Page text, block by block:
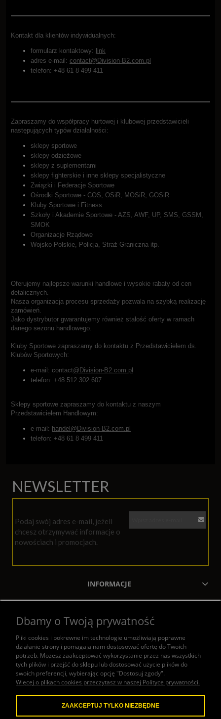
Kontakt dla klientów indywidualnych:
formularz kontaktowy: link
adres e-mail: contact@Division-B2.com.pl
telefon: +48 61 8 499 411
Zapraszamy do współpracy hurtowej i klubowej przedstawicieli
następujących typów działalności:
sklepy sportowe
sklepy odzieżowe
sklepy z suplementami
sklepy fighterskie i inne sklepy specjalistyczne
Związki i Federacje Sportowe
Ośrodki Sportowe - COS, OSiR, MOSiR, GOSiR
Kluby Sportowe i Fitness
Szkoły i Akademie Sportowe - AZS, AWF, UP, SMS, GSSM,
SMOK
Organizacje Rządowe
Wojsko Polskie, Policja, Straż Graniczna itp.
Oferujemy najlepsze warunki handlowe i wysokie rabaty od cen
detalicznych.
Nasza organizacja procesu sprzedaży pozwala na szybką realizację
zamówień.
Jako dystrybutor gwarantujemy również stałość oferty w ramach
danego sezonu handlowego.
Kluby Sportowe zapraszamy do kontaktu z Przedstawicielem ds.
Klubów Sportowych:
e-mail: contact@Division-B2.com.pl
telefon: +48 512 302 607
Sklepy sportowe zapraszamy do kontaktu z naszym
Przedstawicielem Handlowym:
e-mail: handel@Division-B2.com.pl
telefon: +48 61 8 499 411
NEWSLETTER
Podaj swój adres e-mail, jeżeli
chcesz otrzymywać informacje o
nowościach i promocjach.
INFORMACJE
POMOC
KONTAKT
W naszym sklepie honorujemy
Dbamy o Twoją prywatność
Pliki cookies i pokrewne im technologie umożliwiają poprawne
działanie strony i pomagają nam dostosować ofertę do Twoich
potrzeb. Możesz zaakceptować wykorzystanie przez nas wszystkich
tych plików i przejść do sklepu lub dostosować użycie plików do
swoich preferencji, wybierając opcję "Dostosuj zgody".
Więcej o plikach cookies przeczytasz w naszej Polityce prywatności.
ZAAKCEPTUJ TYLKO NIEZBĘDNE